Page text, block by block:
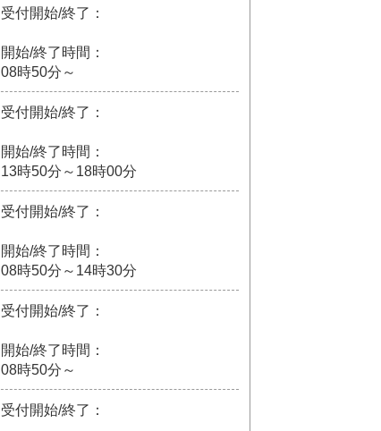
受付開始/終了：
開始/終了時間：
08時50分～
受付開始/終了：
開始/終了時間：
13時50分～18時00分
受付開始/終了：
開始/終了時間：
08時50分～14時30分
受付開始/終了：
開始/終了時間：
08時50分～
受付開始/終了：